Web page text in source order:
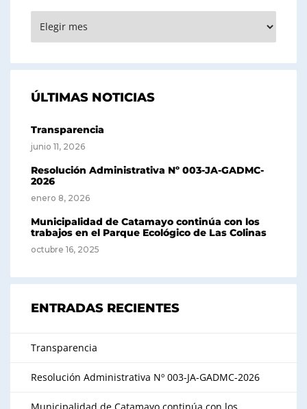
ÚLTIMAS NOTICIAS
Transparencia
junio 11, 2026
Resolución Administrativa Nº 003-JA-GADMC-
2026
enero 8, 2026
Municipalidad de Catamayo continúa con los
trabajos en el Parque Ecológico de Las Colinas
octubre 16, 2025
ENTRADAS RECIENTES
Transparencia
Resolución Administrativa Nº 003-JA-GADMC-2026